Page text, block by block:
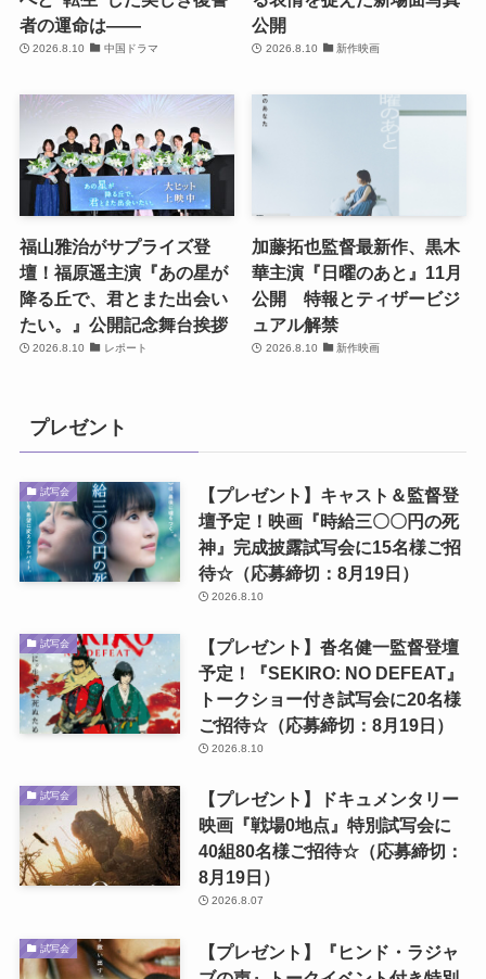
者の運命は――
2026.8.10 中国ドラマ
公開
2026.8.10 新作映画
福山雅治がサプライズ登
壇！福原遥主演『あの星が
降る丘で、君とまた出会い
たい。』公開記念舞台挨拶
2026.8.10 レポート
加藤拓也監督最新作、黒木
華主演『日曜のあと』11月
公開 特報とティザービジ
ュアル解禁
2026.8.10 新作映画
プレゼント
試写会
【プレゼント】キャスト＆監督登
壇予定！映画『時給三〇〇円の死
神』完成披露試写会に15名様ご招
待☆（応募締切：8月19日）
2026.8.10
試写会
【プレゼント】沓名健一監督登壇
予定！『SEKIRO: NO DEFEAT』
トークショー付き試写会に20名様
ご招待☆（応募締切：8月19日）
2026.8.10
試写会
【プレゼント】ドキュメンタリー
映画『戦場0地点』特別試写会に
40組80名様ご招待☆（応募締切：
8月19日）
2026.8.07
試写会
【プレゼント】『ヒンド・ラジャ